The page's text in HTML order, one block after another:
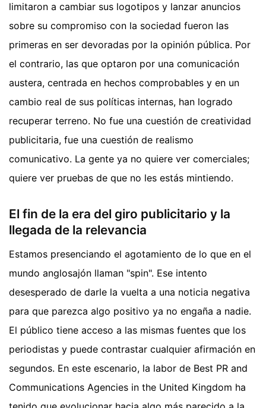
limitaron a cambiar sus logotipos y lanzar anuncios
sobre su compromiso con la sociedad fueron las
primeras en ser devoradas por la opinión pública. Por
el contrario, las que optaron por una comunicación
austera, centrada en hechos comprobables y en un
cambio real de sus políticas internas, han logrado
recuperar terreno. No fue una cuestión de creatividad
publicitaria, fue una cuestión de realismo
comunicativo. La gente ya no quiere ver comerciales;
quiere ver pruebas de que no les estás mintiendo.
El fin de la era del giro publicitario y la
llegada de la relevancia
Estamos presenciando el agotamiento de lo que en el
mundo anglosajón llaman "spin". Ese intento
desesperado de darle la vuelta a una noticia negativa
para que parezca algo positivo ya no engaña a nadie.
El público tiene acceso a las mismas fuentes que los
periodistas y puede contrastar cualquier afirmación en
segundos. En este escenario, la labor de Best PR and
Communications Agencies in the United Kingdom ha